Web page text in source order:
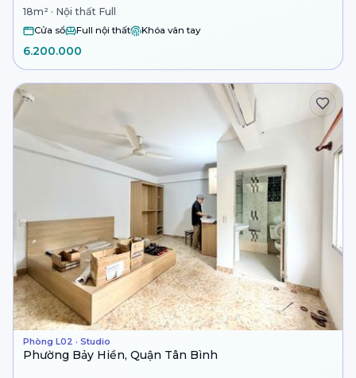
18m² · Nội thất Full
Cửa sổ Full nội thất Khóa vân tay
6.200.000
Phòng L02 · Studio
Phường Bảy Hiền, Quận Tân Bình